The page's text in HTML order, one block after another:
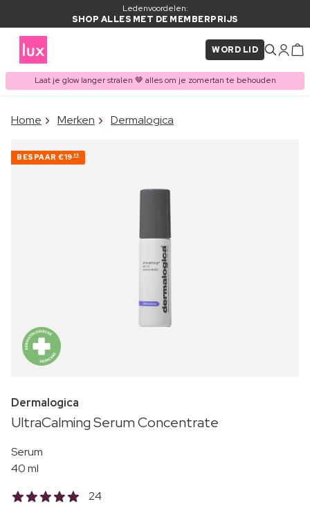
Ledenvoordelen:
SHOP ALLES MET DE MEMBERPRIJS
WORD LID
Laat je glow langer stralen 🤎 alles om je zomertan te behouden
ITEM TOEGEVOEGD AAN
Vaak samen gekocht met
Home Merken Dermalogica
BESPAAR €19 85
Dermalogica
UltraCalming Serum Concentrate
Serum
40 ml
24